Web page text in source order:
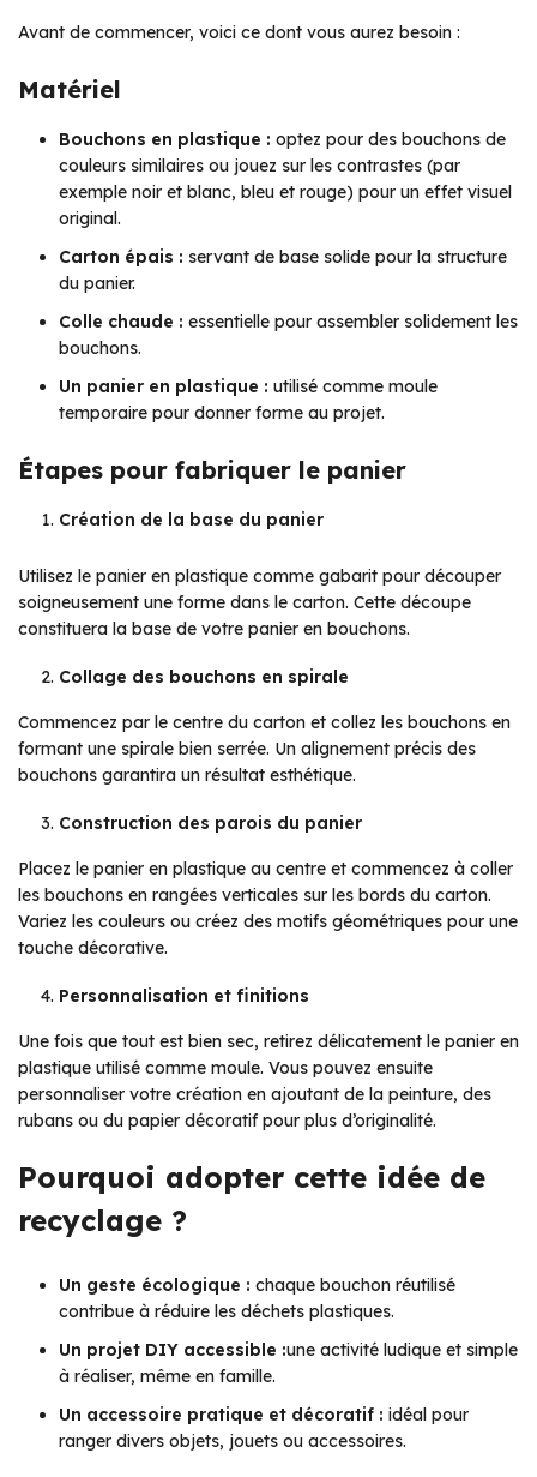
Avant de commencer, voici ce dont vous aurez besoin :
Matériel
Bouchons en plastique : optez pour des bouchons de
couleurs similaires ou jouez sur les contrastes (par
exemple noir et blanc, bleu et rouge) pour un effet visuel
original.
Carton épais : servant de base solide pour la structure
du panier.
Colle chaude : essentielle pour assembler solidement les
bouchons.
Un panier en plastique : utilisé comme moule
temporaire pour donner forme au projet.
Étapes pour fabriquer le panier
Création de la base du panier
Utilisez le panier en plastique comme gabarit pour découper
soigneusement une forme dans le carton. Cette découpe
constituera la base de votre panier en bouchons.
Collage des bouchons en spirale
Commencez par le centre du carton et collez les bouchons en
formant une spirale bien serrée. Un alignement précis des
bouchons garantira un résultat esthétique.
Construction des parois du panier
Placez le panier en plastique au centre et commencez à coller
les bouchons en rangées verticales sur les bords du carton.
Variez les couleurs ou créez des motifs géométriques pour une
touche décorative.
Personnalisation et finitions
Une fois que tout est bien sec, retirez délicatement le panier en
plastique utilisé comme moule. Vous pouvez ensuite
personnaliser votre création en ajoutant de la peinture, des
rubans ou du papier décoratif pour plus d’originalité.
Pourquoi adopter cette idée de
recyclage ?
Un geste écologique : chaque bouchon réutilisé
contribue à réduire les déchets plastiques.
Un projet DIY accessible :une activité ludique et simple
à réaliser, même en famille.
Un accessoire pratique et décoratif : idéal pour
ranger divers objets, jouets ou accessoires.